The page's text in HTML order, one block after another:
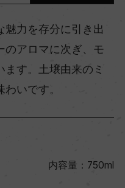
魅力を存分に引き出
のアロマに次ぎ、モ
す。土壌由来のミ
いです。
内容量：750ml